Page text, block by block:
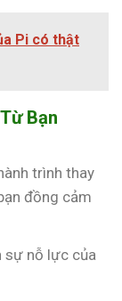
Pi có thật
Bạn
trình thay
đồng cảm
sự nỗ lực của